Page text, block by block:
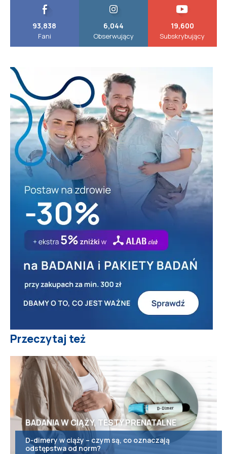
93,838
Fani
6,044
Obserwujący
19,600
Subskrybujący
Przeczytaj też
BADANIA W CIĄŻY, TESTY PRENATALNE
D-dimery w ciąży – czym są, co oznaczają
odstępstwa od norm?